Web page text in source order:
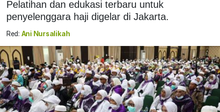
Pelatihan dan edukasi terbaru untuk
penyelenggara haji digelar di Jakarta.
Red: Ani Nursalikah